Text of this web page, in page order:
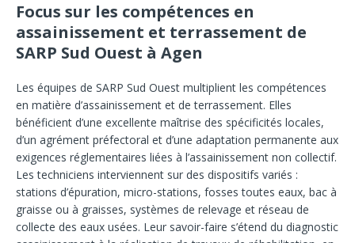
Focus sur les compétences en
assainissement et terrassement de
SARP Sud Ouest à Agen
Les équipes de SARP Sud Ouest multiplient les compétences
en matière d’assainissement et de terrassement. Elles
bénéficient d’une excellente maîtrise des spécificités locales,
d’un agrément préfectoral et d’une adaptation permanente aux
exigences réglementaires liées à l’assainissement non collectif.
Les techniciens interviennent sur des dispositifs variés :
stations d’épuration, micro-stations, fosses toutes eaux, bac à
graisse ou à graisses, systèmes de relevage et réseau de
collecte des eaux usées. Leur savoir-faire s’étend du diagnostic